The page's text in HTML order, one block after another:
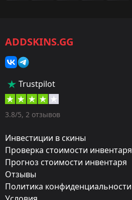
Категория:
Наборы музыки
NOISIA
Художник:
Обновление:
Introducing Music Kits!
Мастерская:
Посмотреть
ADDSKINS.GG
Trustpilot
3.8/5, 2 отзывов
Инвестиции в скины
Проверка стоимости инвентаря
Прогноз стоимости инвентаря
Отзывы
Политика конфиденциальности